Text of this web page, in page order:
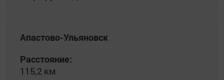
Апастово-Ульяновск
Расстояние:
115,2 км